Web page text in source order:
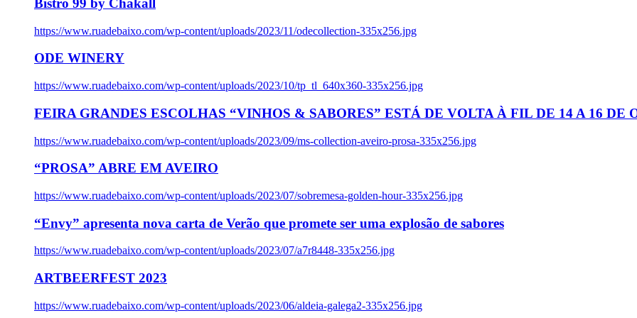
Bistro 99 by Chakall
https://www.ruadebaixo.com/wp-content/uploads/2023/11/odecollection-335x256.jpg
ODE WINERY
https://www.ruadebaixo.com/wp-content/uploads/2023/10/tp_tl_640x360-335x256.jpg
FEIRA GRANDES ESCOLHAS “VINHOS & SABORES” ESTÁ DE VOLTA À FIL DE 14 A 16 DE
https://www.ruadebaixo.com/wp-content/uploads/2023/09/ms-collection-aveiro-prosa-335x256.jpg
“PROSA” ABRE EM AVEIRO
https://www.ruadebaixo.com/wp-content/uploads/2023/07/sobremesa-golden-hour-335x256.jpg
“Envy” apresenta nova carta de Verão que promete ser uma explosão de sabores
https://www.ruadebaixo.com/wp-content/uploads/2023/07/a7r8448-335x256.jpg
ARTBEERFEST 2023
https://www.ruadebaixo.com/wp-content/uploads/2023/06/aldeia-galega2-335x256.jpg